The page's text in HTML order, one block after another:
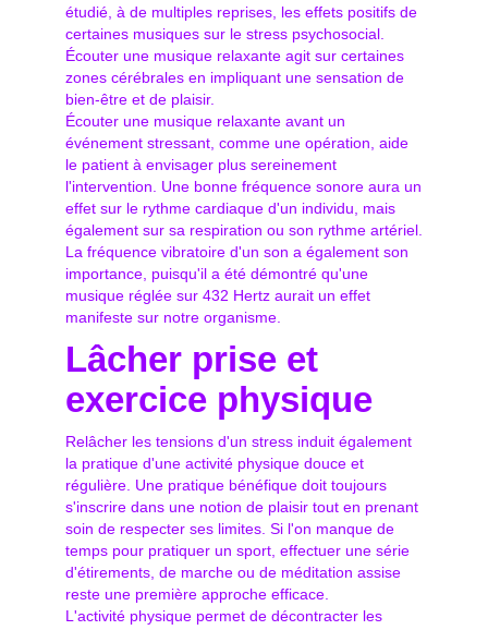
étudié, à de multiples reprises, les effets positifs de
certaines musiques sur le stress psychosocial.
Écouter une musique relaxante agit sur certaines
zones cérébrales en impliquant une sensation de
bien-être et de plaisir.
Écouter une musique relaxante avant un
événement stressant, comme une opération, aide
le patient à envisager plus sereinement
l'intervention. Une bonne fréquence sonore aura un
effet sur le rythme cardiaque d'un individu, mais
également sur sa respiration ou son rythme artériel.
La fréquence vibratoire d'un son a également son
importance, puisqu'il a été démontré qu'une
musique réglée sur 432 Hertz aurait un effet
manifeste sur notre organisme.
Lâcher prise et
exercice physique
Relâcher les tensions d'un stress induit également
la pratique d'une activité physique douce et
régulière. Une pratique bénéfique doit toujours
s'inscrire dans une notion de plaisir tout en prenant
soin de respecter ses limites. Si l'on manque de
temps pour pratiquer un sport, effectuer une série
d'étirements, de marche ou de méditation assise
reste une première approche efficace.
L'activité physique permet de décontracter les